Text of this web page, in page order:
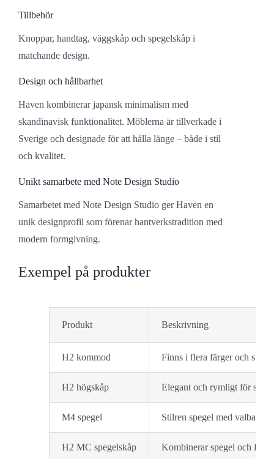
Tillbehör
Knoppar, handtag, väggskåp och spegelskåp i
matchande design.
Design och hållbarhet
Haven kombinerar japansk minimalism med
skandinavisk funktionalitet. Möblerna är tillverkade i
Sverige och designade för att hålla länge – både i stil
och kvalitet.
Unikt samarbete med Note Design Studio
Samarbetet med Note Design Studio ger Haven en
unik designprofil som förenar hantverkstradition med
modern formgivning.
Exempel på produkter
Produkt Beskrivning
H2 kommod Finns i flera färger och
H2 högskåp Elegant och rymligt för
M4 spegel Stilren spegel med valbar
H2 MC spegelskåp Kombinerar spegel och